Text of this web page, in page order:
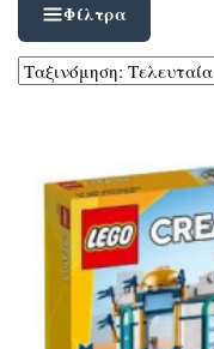
Φίλτρα